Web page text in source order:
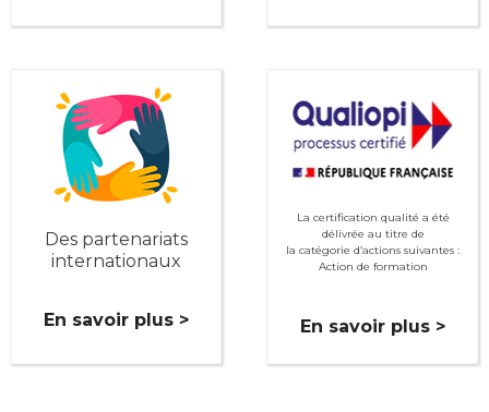
Des partenariats
internationaux
En savoir plus >
La certification qualité a été
délivrée au titre de
la catégorie d’actions suivantes :
Action de formation
En savoir plus >